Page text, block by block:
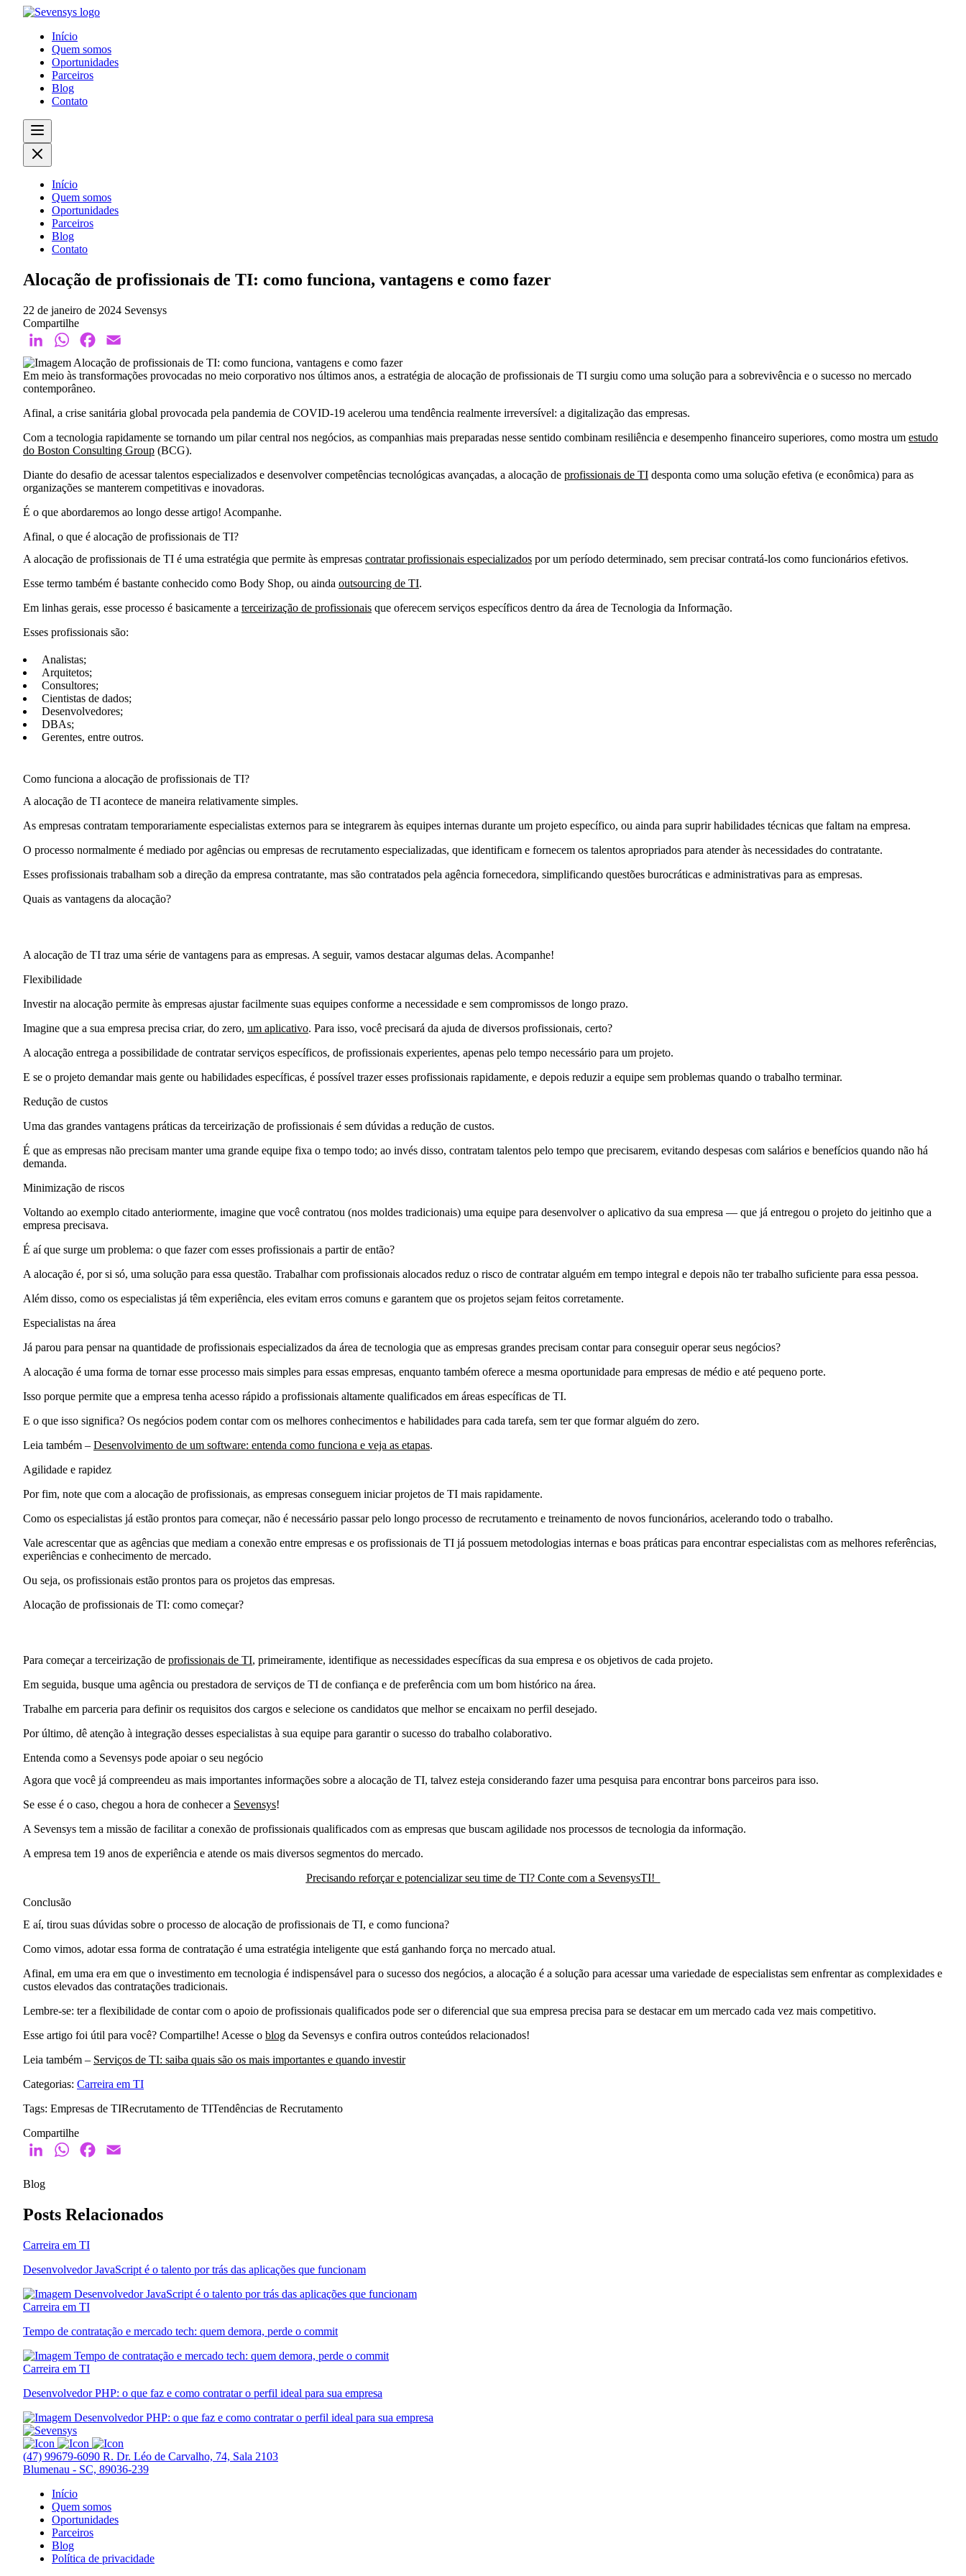
Início
Quem somos
Oportunidades
Parceiros
Blog
Contato
Início
Quem somos
Oportunidades
Parceiros
Blog
Contato
Alocação de profissionais de TI: como funciona, vantagens e como fazer
22 de janeiro de 2024 Sevensys
Compartilhe
LinkedInWhatsAppFacebook
Em meio às transformações provocadas no meio corporativo nos últimos anos, a estratégia de alocação de profissionais de TI surgiu como uma solução para a sobrevivência e o sucesso no mercado
contemporâneo.
Afinal, a crise sanitária global provocada pela pandemia de COVID-19 acelerou uma tendência realmente irreversível: a digitalização das empresas.
Com a tecnologia rapidamente se tornando um pilar central nos negócios, as companhias mais preparadas nesse sentido combinam resiliência e desempenho financeiro superiores, como mostra um estudo
do Boston Consulting Group (BCG).
Diante do desafio de acessar talentos especializados e desenvolver competências tecnológicas avançadas, a alocação de profissionais de TI desponta como uma solução efetiva (e econômica) para as
organizações se manterem competitivas e inovadoras.
É o que abordaremos ao longo desse artigo! Acompanhe.
Afinal, o que é alocação de profissionais de TI?
A alocação de profissionais de TI é uma estratégia que permite às empresas contratar profissionais especializados por um período determinado, sem precisar contratá-los como funcionários efetivos.
Esse termo também é bastante conhecido como Body Shop, ou ainda outsourcing de TI.
Em linhas gerais, esse processo é basicamente a terceirização de profissionais que oferecem serviços específicos dentro da área de Tecnologia da Informação.
Esses profissionais são:
Analistas;
Arquitetos;
Consultores;
Cientistas de dados;
Desenvolvedores;
DBAs;
Gerentes, entre outros.
Como funciona a alocação de profissionais de TI?
A alocação de TI acontece de maneira relativamente simples.
As empresas contratam temporariamente especialistas externos para se integrarem às equipes internas durante um projeto específico, ou ainda para suprir habilidades técnicas que faltam na empresa.
O processo normalmente é mediado por agências ou empresas de recrutamento especializadas, que identificam e fornecem os talentos apropriados para atender às necessidades do contratante.
Esses profissionais trabalham sob a direção da empresa contratante, mas são contratados pela agência fornecedora, simplificando questões burocráticas e administrativas para as empresas.
Quais as vantagens da alocação?
A alocação de TI traz uma série de vantagens para as empresas. A seguir, vamos destacar algumas delas. Acompanhe!
Flexibilidade
Investir na alocação permite às empresas ajustar facilmente suas equipes conforme a necessidade e sem compromissos de longo prazo.
Imagine que a sua empresa precisa criar, do zero, um aplicativo. Para isso, você precisará da ajuda de diversos profissionais, certo?
A alocação entrega a possibilidade de contratar serviços específicos, de profissionais experientes, apenas pelo tempo necessário para um projeto.
E se o projeto demandar mais gente ou habilidades específicas, é possível trazer esses profissionais rapidamente, e depois reduzir a equipe sem problemas quando o trabalho terminar.
Redução de custos
Uma das grandes vantagens práticas da terceirização de profissionais é sem dúvidas a redução de custos.
É que as empresas não precisam manter uma grande equipe fixa o tempo todo; ao invés disso, contratam talentos pelo tempo que precisarem, evitando despesas com salários e benefícios quando não há
demanda.
Minimização de riscos
Voltando ao exemplo citado anteriormente, imagine que você contratou (nos moldes tradicionais) uma equipe para desenvolver o aplicativo da sua empresa — que já entregou o projeto do jeitinho que a
empresa precisava.
É aí que surge um problema: o que fazer com esses profissionais a partir de então?
A alocação é, por si só, uma solução para essa questão. Trabalhar com profissionais alocados reduz o risco de contratar alguém em tempo integral e depois não ter trabalho suficiente para essa pessoa.
Além disso, como os especialistas já têm experiência, eles evitam erros comuns e garantem que os projetos sejam feitos corretamente.
Especialistas na área
Já parou para pensar na quantidade de profissionais especializados da área de tecnologia que as empresas grandes precisam contar para conseguir operar seus negócios?
A alocação é uma forma de tornar esse processo mais simples para essas empresas, enquanto também oferece a mesma oportunidade para empresas de médio e até pequeno porte.
Isso porque permite que a empresa tenha acesso rápido a profissionais altamente qualificados em áreas específicas de TI.
E o que isso significa? Os negócios podem contar com os melhores conhecimentos e habilidades para cada tarefa, sem ter que formar alguém do zero.
Leia também – Desenvolvimento de um software: entenda como funciona e veja as etapas.
Agilidade e rapidez
Por fim, note que com a alocação de profissionais, as empresas conseguem iniciar projetos de TI mais rapidamente.
Como os especialistas já estão prontos para começar, não é necessário passar pelo longo processo de recrutamento e treinamento de novos funcionários, acelerando todo o trabalho.
Vale acrescentar que as agências que mediam a conexão entre empresas e os profissionais de TI já possuem metodologias internas e boas práticas para encontrar especialistas com as melhores referências,
experiências e conhecimento de mercado.
Ou seja, os profissionais estão prontos para os projetos das empresas.
Alocação de profissionais de TI: como começar?
Para começar a terceirização de profissionais de TI, primeiramente, identifique as necessidades específicas da sua empresa e os objetivos de cada projeto.
Em seguida, busque uma agência ou prestadora de serviços de TI de confiança e de preferência com um bom histórico na área.
Trabalhe em parceria para definir os requisitos dos cargos e selecione os candidatos que melhor se encaixam no perfil desejado.
Por último, dê atenção à integração desses especialistas à sua equipe para garantir o sucesso do trabalho colaborativo.
Entenda como a Sevensys pode apoiar o seu negócio
Agora que você já compreendeu as mais importantes informações sobre a alocação de TI, talvez esteja considerando fazer uma pesquisa para encontrar bons parceiros para isso.
Se esse é o caso, chegou a hora de conhecer a Sevensys!
A Sevensys tem a missão de facilitar a conexão de profissionais qualificados com as empresas que buscam agilidade nos processos de tecnologia da informação.
A empresa tem 19 anos de experiência e atende os mais diversos segmentos do mercado.
Precisando reforçar e potencializar seu time de TI? Conte com a SevensysTI!
Conclusão
E aí, tirou suas dúvidas sobre o processo de alocação de profissionais de TI, e como funciona?
Como vimos, adotar essa forma de contratação é uma estratégia inteligente que está ganhando força no mercado atual.
Afinal, em uma era em que o investimento em tecnologia é indispensável para o sucesso dos negócios, a alocação é a solução para acessar uma variedade de especialistas sem enfrentar as complexidades e
custos elevados das contratações tradicionais.
Lembre-se: ter a flexibilidade de contar com o apoio de profissionais qualificados pode ser o diferencial que sua empresa precisa para se destacar em um mercado cada vez mais competitivo.
Esse artigo foi útil para você? Compartilhe! Acesse o blog da Sevensys e confira outros conteúdos relacionados!
Leia também – Serviços de TI: saiba quais são os mais importantes e quando investir
Categorias: Carreira em TI
Tags: Empresas de TIRecrutamento de TITendências de Recrutamento
Compartilhe
LinkedInWhatsAppFacebook
Blog
Posts Relacionados
Carreira em TI
Desenvolvedor JavaScript é o talento por trás das aplicações que funcionam
Carreira em TI
Tempo de contratação e mercado tech: quem demora, perde o commit
Carreira em TI
Desenvolvedor PHP: o que faz e como contratar o perfil ideal para sua empresa
(47) 99679-6090 R. Dr. Léo de Carvalho, 74, Sala 2103
Blumenau - SC, 89036-239
Início
Quem somos
Oportunidades
Parceiros
Blog
Política de privacidade